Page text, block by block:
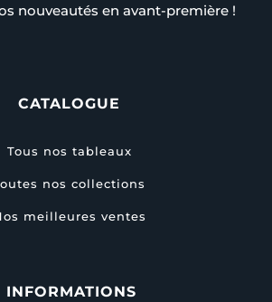
nouveautés en avant-première !
CATALOGUE
Tous nos tableaux
nos collections
meilleures ventes
INFORMATIONS